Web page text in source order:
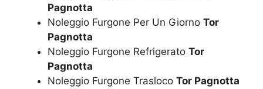
Pagnotta
Noleggio Furgone Per Un Giorno Tor
Pagnotta
Noleggio Furgone Refrigerato Tor
Pagnotta
Noleggio Furgone Trasloco Tor Pagnotta